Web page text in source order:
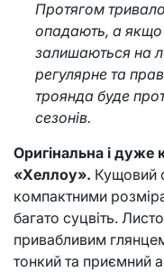
Протягом
опадають, а якщо
залишаються на
регулярне та
троянда буде
сезонів.
Оригінальна і дуже
«Хеллоу». Кущовий
компактними
багато суцвіть.
привабливим
тонкий та приємний